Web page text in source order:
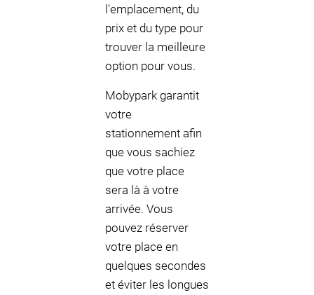
l'emplacement, du
prix et du type pour
trouver la meilleure
option pour vous.
Mobypark garantit
votre
stationnement afin
que vous sachiez
que votre place
sera là à votre
arrivée. Vous
pouvez réserver
votre place en
quelques secondes
et éviter les longues